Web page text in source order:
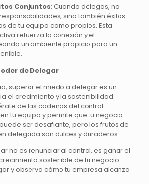
Conjuntos: Cuando delegas, no
sino también éxitos.
de tu equipo como propios. Esta
refuerza la conexión y el
un ambiente propicio para un
de Delegar
superar el miedo a delegar es un
el crecimiento y la sostenibilidad
de las cadenas del control
tu equipo y permite que tu negocio
ser desafiante, pero los frutos de
delegada son dulces y duraderos.
no es renunciar al control, es ganar el
sostenible de tu negocio.
y observa cómo tu empresa alcanza